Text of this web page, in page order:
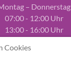
– Donnerstag
07:00 - 12:00 Uhr
13:00 - 16:00 Uhr
Freitag
Cookies